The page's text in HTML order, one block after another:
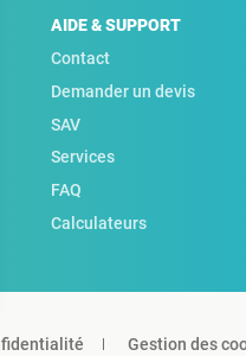
AIDE & SUPPORT
Contact
Demander un devis
SAV
Services
FAQ
Calculateurs
Gestion des